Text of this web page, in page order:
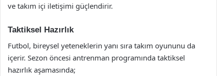
ve takım içi iletişimi güçlendirir.
Taktiksel Hazırlık
Futbol, bireysel yeteneklerin yanı sıra takım oyununu da
içerir. Sezon öncesi antrenman programında taktiksel
hazırlık aşamasında;